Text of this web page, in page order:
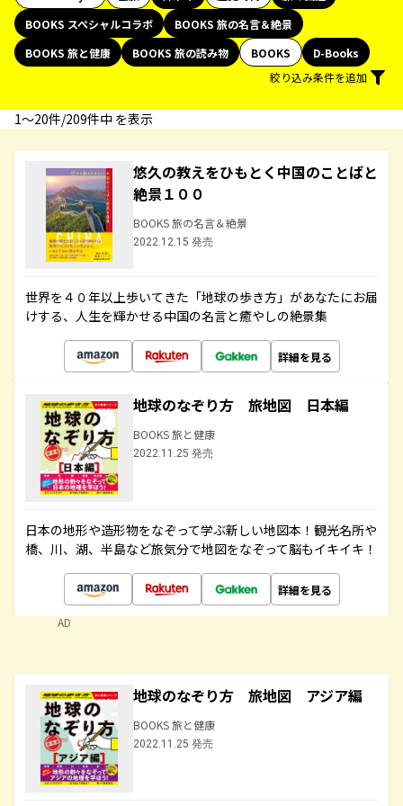
BOOKS スペシャルコラボ
BOOKS 旅の名言＆絶景
BOOKS 旅と健康
BOOKS 旅の読み物 BOOKS
D-Books
絞り込み条件を追加
1〜20件/209件中 を表示
悠久の教えをひもとく中国のことばと
絶景１００
BOOKS 旅の名言＆絶景
2022.12.15 発売
世界を４０年以上歩いてきた「地球の歩き方」があなたにお届
けする、人生を輝かせる中国の名言と癒やしの絶景集
詳細を見る
地球のなぞり方 旅地図 日本編
BOOKS 旅と健康
2022.11.25 発売
日本の地形や造形物をなぞって学ぶ新しい地図本！観光名所や
橋、川、湖、半島など旅気分で地図をなぞって脳もイキイキ！
詳細を見る
AD
地球のなぞり方 旅地図 アジア編
BOOKS 旅と健康
2022.11.25 発売